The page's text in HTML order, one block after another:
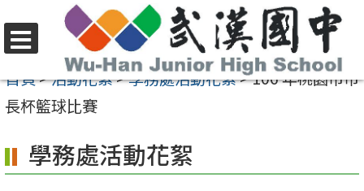
至
要
容
區
選
單
首頁>活動花絮>學務處活動花絮>106 年桃園市市
長杯籃球比賽
學務處活動花絮